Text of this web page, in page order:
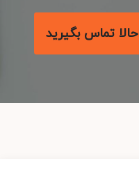
تماس بگیرید